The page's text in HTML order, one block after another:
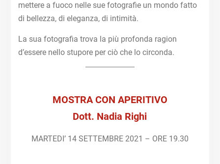
mettere a fuoco nelle sue fotografie un mondo fatto
di bellezza, di eleganza, di intimità.
La sua fotografia trova la più profonda ragion
d’essere nello stupore per ciò che lo circonda.
MOSTRA CON APERITIVO
Dott. Nadia Righi
MARTEDI’ 14 SETTEMBRE 2021 – ORE 19.30